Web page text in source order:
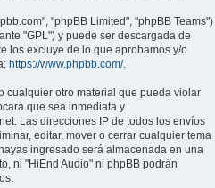
"phpBB Limited", "phpBB Teams")
"GPL") y puede ser descargada de
los excluye de lo que aprobamos y/o
https://www.phpbb.com/.
cualquier otro material que pueda violar
que sea inmediata y
Las direcciones IP de todos los envíos
editar, mover o cerrar cualquier tema
ingresado será almacenada en una
ni "HiEnd Audio" ni phpBB podrán